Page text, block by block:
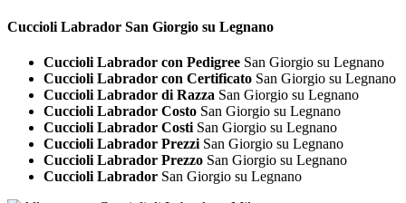
Cuccioli Labrador San Giorgio su Legnano
Cuccioli Labrador con Pedigree San Giorgio su Legnano
Cuccioli Labrador con Certificato San Giorgio su Legnano
Cuccioli Labrador di Razza San Giorgio su Legnano
Cuccioli Labrador Costo San Giorgio su Legnano
Cuccioli Labrador CostiSan Giorgio su Legnano
Cuccioli Labrador PrezziSan Giorgio su Legnano
Cuccioli Labrador Prezzo San Giorgio su Legnano
Cuccioli Labrador San Giorgio su Legnano